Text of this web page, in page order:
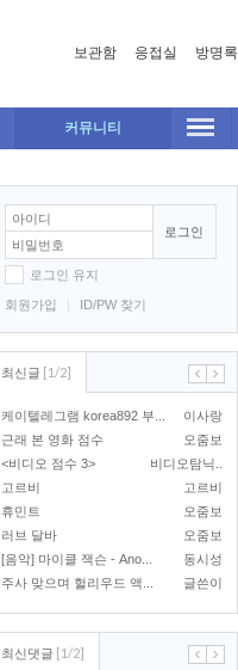
보관함 응접실 방명록
커뮤니티
로그인
로그인 유지
회원가입 | ID/PW 찾기
최신글 [1/2]
케이텔레그램 korea892 부...
이사랑
근래 본 영화 점수
오줌보
<비디오 점수 3>
비디오탐닉..
고르비
고르비
휴민트
오줌보
러브 달바
오줌보
[음악] 마이클 잭슨 - Ano...
동시성
주사 맞으며 헐리우드 액...
글쓴이
최신댓글 [1/2]